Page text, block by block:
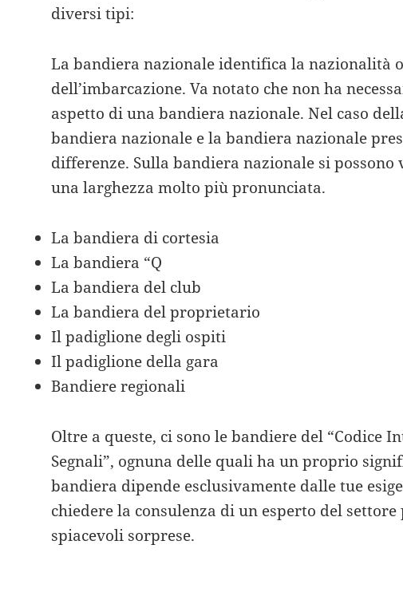
diversi tipi:
La bandiera nazionale identifica la nazionalità
dell’imbarcazione. Va notato che non ha
aspetto di una bandiera nazionale. Nel caso
bandiera nazionale e la bandiera nazionale
differenze. Sulla bandiera nazionale si possono
una larghezza molto più pronunciata.
La bandiera di cortesia
La bandiera “Q
La bandiera del club
La bandiera del proprietario
Il padiglione degli ospiti
Il padiglione della gara
Bandiere regionali
Oltre a queste, ci sono le bandiere del “Codice
Segnali”, ognuna delle quali ha un proprio
bandiera dipende esclusivamente dalle tue
chiedere la consulenza di un esperto del
spiacevoli sorprese.